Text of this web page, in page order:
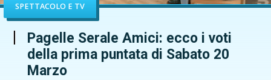
SPETTACOLO E TV
Pagelle Serale Amici: ecco i voti
della prima puntata di Sabato 20
Marzo